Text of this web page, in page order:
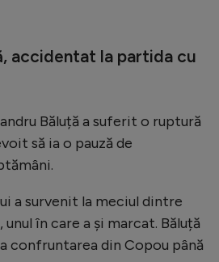
accidentat la partida cu
Băluță a suferit o ruptură
să ia o pauză de
a survenit la meciul dintre
unul în care a și marcat. Băluță
confruntarea din Copou până